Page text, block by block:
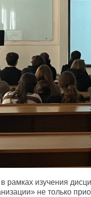
в рамках изучения
не только